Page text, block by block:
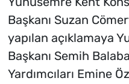
Başkanı Suzan
yapılan açıklamaya
Başkanı Semih
Yardımcıları Emine